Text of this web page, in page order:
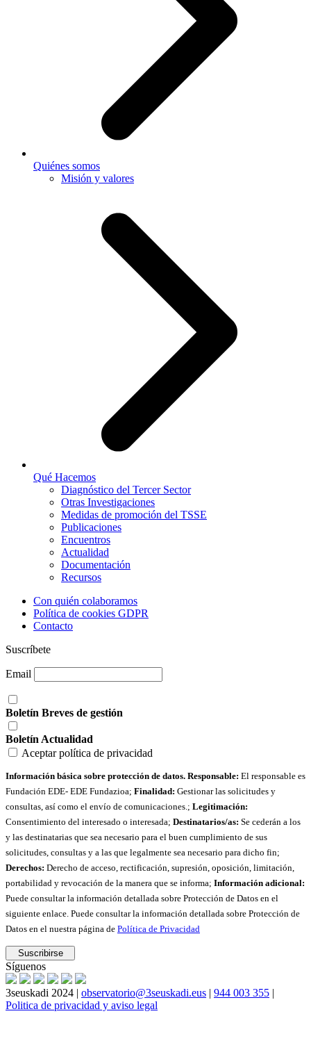
Quiénes somos
Misión y valores
Qué Hacemos
Diagnóstico del Tercer Sector
Otras Investigaciones
Medidas de promoción del TSSE
Publicaciones
Encuentros
Actualidad
Documentación
Recursos
Con quién colaboramos
Política de cookies GDPR
Contacto
Suscríbete
Email
Boletín Breves de gestión
Boletín Actualidad
Aceptar política de privacidad
Información básica sobre protección de datos. Responsable: El responsable es
Fundación EDE- EDE Fundazioa; Finalidad: Gestionar las solicitudes y
consultas, así como el envío de comunicaciones.; Legitimación:
Consentimiento del interesado o interesada; Destinatarios/as: Se cederán a los
y las destinatarias que sea necesario para el buen cumplimiento de sus
solicitudes, consultas y a las que legalmente sea necesario para dicho fin;
Derechos: Derecho de acceso, rectificación, supresión, oposición, limitación,
portabilidad y revocación de la manera que se informa; Información adicional:
Puede consultar la información detallada sobre Protección de Datos en el
siguiente enlace. Puede consultar la información detallada sobre Protección de
Datos en el nuestra página de Política de Privacidad
Síguenos
3seuskadi 2024 | observatorio@3seuskadi.eus | 944 003 355 |
Politica de privacidad y aviso legal